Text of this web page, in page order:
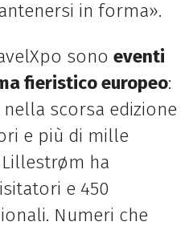
in forma».
sono eventi
fieristico europeo:
scorsa edizione
e più di mille
ha
e 450
Numeri che